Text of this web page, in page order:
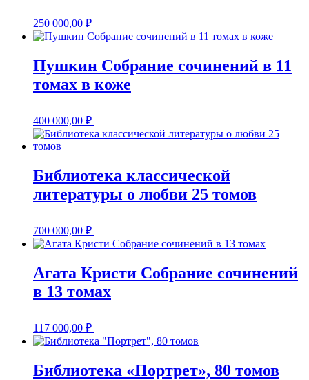
250 000,00 ₽
Пушкин Собрание сочинений в 11
томах в коже
400 000,00 ₽
Библиотека классической
литературы о любви 25 томов
700 000,00 ₽
Агата Кристи Собрание сочинений
в 13 томах
117 000,00 ₽
Библиотека «Портрет», 80 томов